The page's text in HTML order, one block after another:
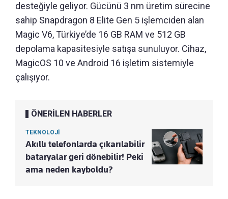
desteğiyle geliyor. Gücünü 3 nm üretim sürecine
sahip Snapdragon 8 Elite Gen 5 işlemciden alan
Magic V6, Türkiye’de 16 GB RAM ve 512 GB
depolama kapasitesiyle satışa sunuluyor. Cihaz,
MagicOS 10 ve Android 16 işletim sistemiyle
çalışıyor.
ÖNERİLEN HABERLER
TEKNOLOJİ
Akıllı telefonlarda çıkarılabilir
bataryalar geri dönebilir! Peki
ama neden kayboldu?